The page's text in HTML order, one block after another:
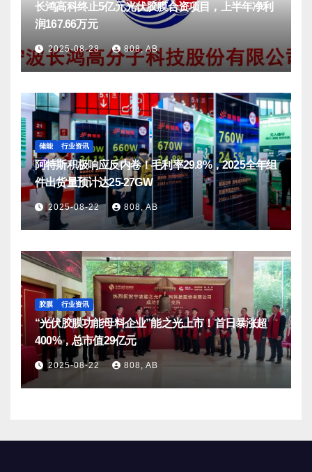
长鸿高科终止5亿元光伏胶膜合资项目，上半年净利
润167.66万元
2025-08-28 808, AB
储能 行业资讯
阿特斯积极响应反内卷！毛利率29.8%，2025全年组
件出货量预计达25-27GW
2025-08-22 808, AB
胶膜 行业资讯
“光伏胶膜功能母料企业”能之光上市！首日暴涨超
400%，总市值29亿元
2025-08-22 808, AB